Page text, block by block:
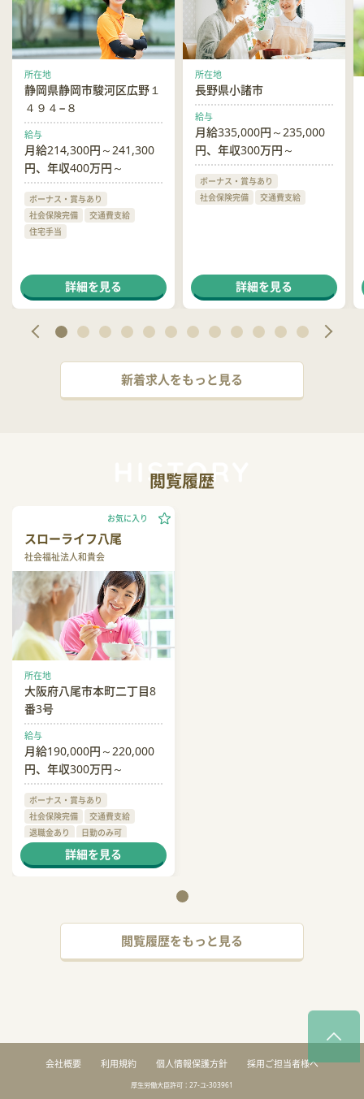
所在地
静岡県静岡市駿河区広野１
４９４−８
給与
月給214,300円～241,300
円、年収400万円～
ボーナス・賞与あり
社会保険完備
交通費支給
住宅手当
詳細を見る
所在地
長野県小諸市
給与
月給335,000円～235,000
円、年収300万円～
ボーナス・賞与あり
社会保険完備
交通費支給
詳細を見る
新着求人をもっと見る
閲覧履歴
スローライフ八尾
社会福祉法人和貴会
お気に入り
所在地
大阪府八尾市本町二丁目8
番3号
給与
月給190,000円～220,000
円、年収300万円～
ボーナス・賞与あり
社会保険完備
交通費支給
退職金あり
日勤のみ可
残業月20時間以内
詳細を見る
閲覧履歴をもっと見る
会社概要 利用規約 個人情報保護方針 採用ご担当者様へ
厚生労働大臣許可：27-ユ-303961